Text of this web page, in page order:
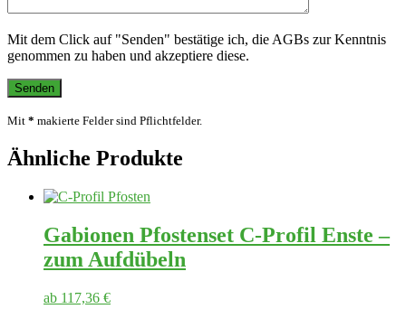
Mit dem Click auf "Senden" bestätige ich, die AGBs zur Kenntnis
genommen zu haben und akzeptiere diese.
Mit * makierte Felder sind Pflichtfelder.
Ähnliche Produkte
Gabionen Pfostenset C-Profil Enste –
zum Aufdübeln
ab 117,36 €